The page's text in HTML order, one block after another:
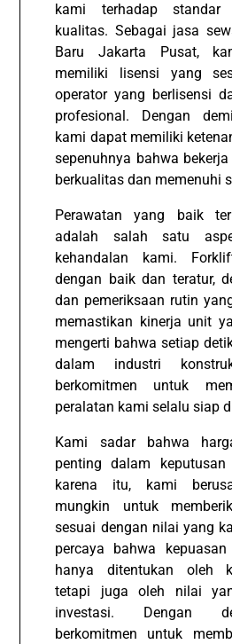
kami terhadap standar
kualitas. Sebagai jasa
Baru Jakarta Pusat,
memiliki lisensi yang
operator yang berlisensi
profesional. Dengan
kami dapat memiliki
sepenuhnya bahwa
berkualitas dan memenuhi
Perawatan yang baik
adalah salah satu
kehandalan kami.
dengan baik dan teratur,
dan pemeriksaan rutin
memastikan kinerja unit
mengerti bahwa setiap
dalam industri
berkomitmen untuk
peralatan kami selalu siap
Kami sadar bahwa
penting dalam keputusan
karena itu, kami
mungkin untuk
sesuai dengan nilai yang
percaya bahwa
hanya ditentukan oleh
tetapi juga oleh nilai
investasi. Dengan
berkomitmen untuk